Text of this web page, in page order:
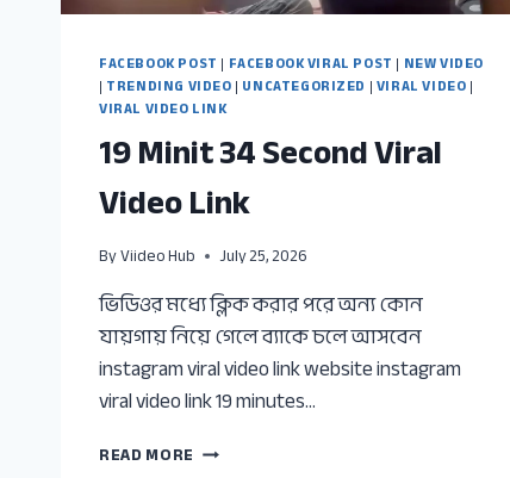
FACEBOOK POST | FACEBOOK VIRAL POST | NEW VIDEO
| TRENDING VIDEO| UNCATEGORIZED |VIRAL VIDEO|
VIRAL VIDEO LINK
19 Minit 34 Second Viral
Video Link
ByViideo Hub July 25, 2026
ভিডিওর মধ্যে ক্লিক করার পরে অন্য কোন
যায়গায় নিয়ে গেলে ব্যাকে চলে আসবেন
instagram viral video link website instagram
viral video link 19 minutes…
READ MORE 19